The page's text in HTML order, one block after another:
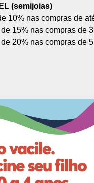
(semijoias)
10% nas compras de
15% nas compras de
20% nas compras de